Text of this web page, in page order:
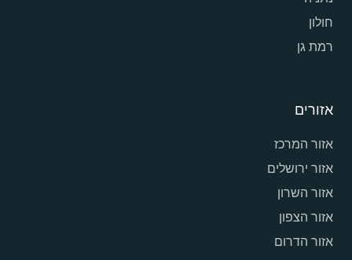
חולון
רמת גן
אזורים
אזור המרכז
אזור ירושלים
אזור השרון
אזור הצפון
אזור הדרום